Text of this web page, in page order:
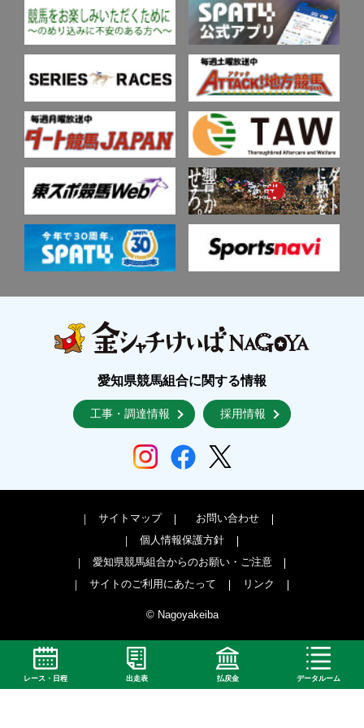
レース・日程 出走表 払戻金 データルーム
愛知県競馬組合に関する情報
工事・調達情報 採用情報
サイトマップ
お問い合わせ
個人情報保護方針
愛知県競馬組合からのお願い・ご注意
サイトのご利用にあたって
リンク
© Nagoyakeiba